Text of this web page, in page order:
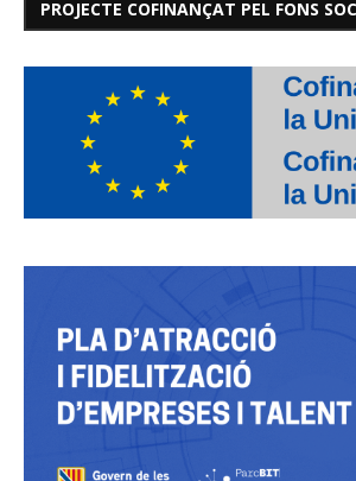
PROJECTE COFINANÇAT PEL FONS